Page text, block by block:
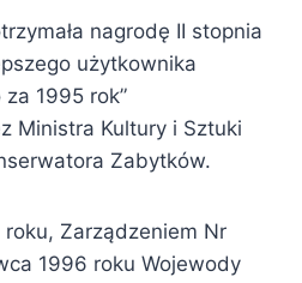
nagrodę II stopnia
użytkownika
1995 rok”
Ministra Kultury i Sztuki
Zabytków.
Zarządzeniem Nr
1996 roku Wojewody